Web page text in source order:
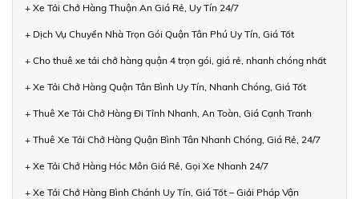
+ Xe Tải Chở Hàng Thuận An Giá Rẻ, Uy Tín 24/7
+ Dịch Vụ Chuyển Nhà Trọn Gói Quận Tân Phú Uy Tín, Giá Tốt
+ Cho thuê xe tải chở hàng quận 4 trọn gói, giá rẻ, nhanh chóng nhất
+ Xe Tải Chở Hàng Quận Tân Bình Uy Tín, Nhanh Chóng, Giá Tốt
+ Thuê Xe Tải Chở Hàng Đi Tỉnh Nhanh, An Toàn, Giá Cạnh Tranh
+ Thuê Xe Tải Chở Hàng Quận Bình Tân Nhanh Chóng, Giá Rẻ, 24/7
+ Xe Tải Chở Hàng Hóc Môn Giá Rẻ, Gọi Xe Nhanh 24/7
+ Xe Tải Chở Hàng Bình Chánh Uy Tín, Giá Tốt – Giải Pháp Vận